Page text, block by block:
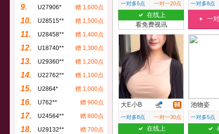
9. U27906* 赠 1,600点
10. U28515** 赠 1,500点
11. U28458** 赠 1,400点
12. U18740** 赠 1,300点
13. U29360** 赠 1,200点
14. U22762** 赠 1,100点
15. U2864* 赠 1,000点
16. U762** 赠 900点
17. U24564** 赠 800点
18. U29132** 赠 700点
一对多5点 一对一20点
在线上
看免费视讯
一对多8点
一
大E小B
一对多8点 一对一30点
在线上
池物姿
一对多5点